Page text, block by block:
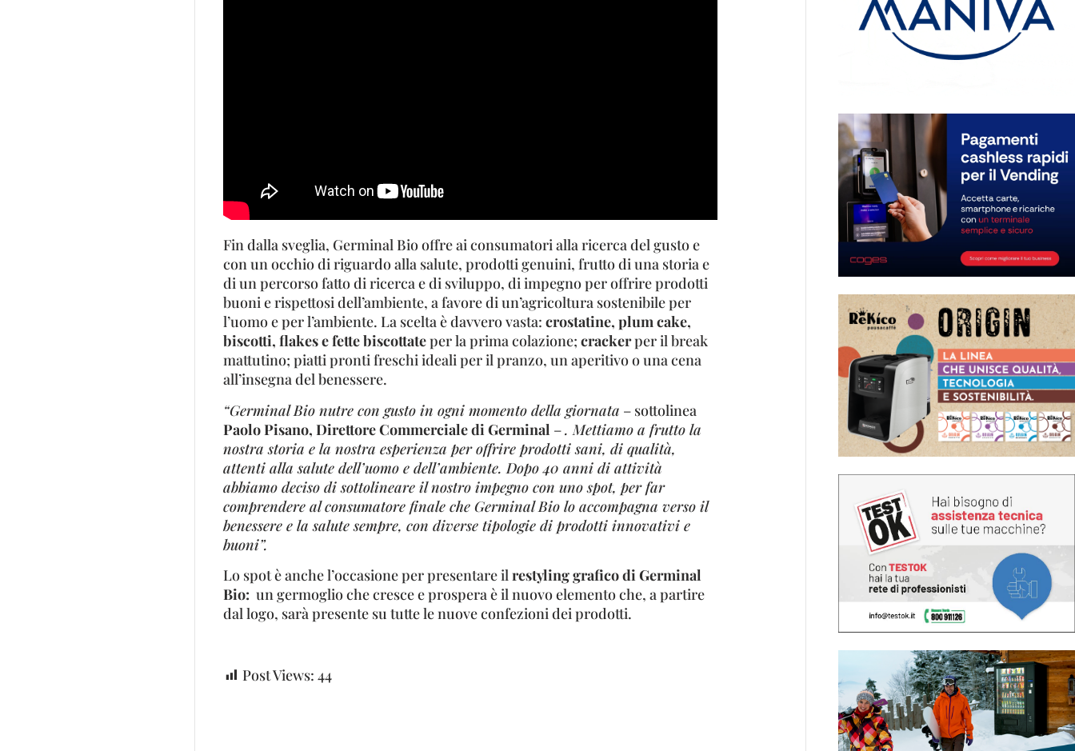
Fin dalla sveglia, Germinal Bio offre ai consumatori alla ricerca del gusto e
con un occhio di riguardo alla salute, prodotti genuini, frutto di una storia e
di un percorso fatto di ricerca e di sviluppo, di impegno per offrire prodotti
buoni e rispettosi dell’ambiente, a favore di un’agricoltura sostenibile per
l’uomo e per l’ambiente. La scelta è davvero vasta: crostatine, plum cake,
biscotti, flakes e fette biscottateper la prima colazione; crackerper il break
mattutino; piatti pronti freschi ideali per il pranzo, un aperitivo o una cena
all’insegna del benessere.
“Germinal Bio nutre con gusto in ogni momento della giornata – sottolinea
Paolo Pisano, Direttore Commerciale di Germinal –. Mettiamo a frutto la
nostra storia e la nostra esperienza per offrire prodotti sani, di qualità,
attenti alla salute dell’uomo e dell’ambiente. Dopo 40 anni di attività
abbiamo deciso di sottolineare il nostro impegno con uno spot, per far
comprendere al consumatore finale che Germinal Bio lo accompagna verso il
benessere e la salute sempre, con diverse tipologie di prodotti innovativi e
buoni”.
Lo spot è anche l’occasione per presentare ilrestyling grafico di Germinal
Bio: un germoglio che cresce e prospera è il nuovo elemento che, a partire
dal logo, sarà presente su tutte le nuove confezioni dei prodotti.
Post Views: 44